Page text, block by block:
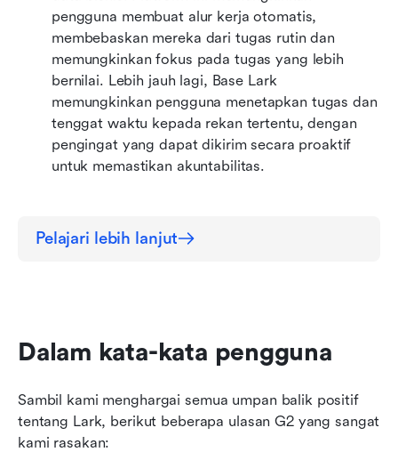
pengguna membuat alur kerja otomatis,
membebaskan mereka dari tugas rutin dan
memungkinkan fokus pada tugas yang lebih
bernilai. Lebih jauh lagi, Base Lark
memungkinkan pengguna menetapkan tugas dan
tenggat waktu kepada rekan tertentu, dengan
pengingat yang dapat dikirim secara proaktif
untuk memastikan akuntabilitas.
Pelajari lebih lanjut
Dalam kata-kata pengguna
Sambil kami menghargai semua umpan balik positif
tentang Lark, berikut beberapa ulasan G2 yang sangat
kami rasakan: